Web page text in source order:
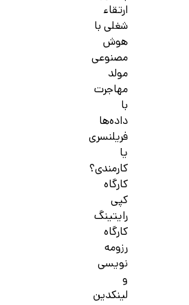
ارتقاء
شغلی با
هوش
مصنوعی
مولد
مهاجرت
با
داده‌ها
فریلنسری
یا
کارمندی؟
کارگاه
کپی
رایتینگ
کارگاه
رزومه
نویسی
و
لینکدین